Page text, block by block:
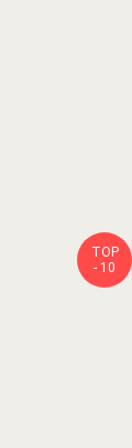
TOP
- 10